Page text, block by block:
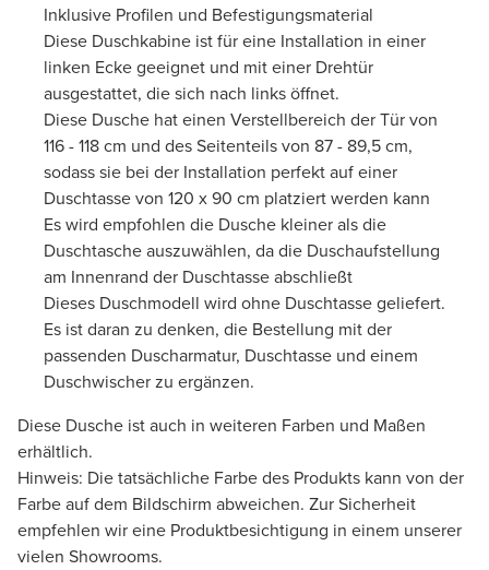
Inklusive Profilen und Befestigungsmaterial
Diese Duschkabine ist für eine Installation in einer
linken Ecke geeignet und mit einer Drehtür
ausgestattet, die sich nach links öffnet.
Diese Dusche hat einen Verstellbereich der Tür von
116 - 118 cm und des Seitenteils von 87 - 89,5 cm,
sodass sie bei der Installation perfekt auf einer
Duschtasse von 120 x 90 cm platziert werden kann
Es wird empfohlen die Dusche kleiner als die
Duschtasche auszuwählen, da die Duschaufstellung
am Innenrand der Duschtasse abschließt
Dieses Duschmodell wird ohne Duschtasse geliefert.
Es ist daran zu denken, die Bestellung mit der
passenden Duscharmatur, Duschtasse und einem
Duschwischer zu ergänzen.
Diese Dusche ist auch in weiteren Farben und Maßen
erhältlich.
Hinweis: Die tatsächliche Farbe des Produkts kann von der
Farbe auf dem Bildschirm abweichen. Zur Sicherheit
empfehlen wir eine Produktbesichtigung in einem unserer
vielen Showrooms.